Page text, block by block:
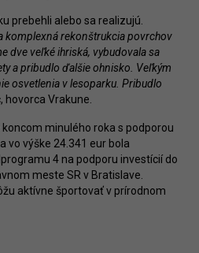
prebehli alebo sa realizujú.
komplexná rekonštrukcia povrchov
dve veľké ihriská, vybudovala sa
a pribudlo ďalšie ohnisko. Veľkým
osvetlenia v lesoparku. Pribudlo
Vrakune.
minulého roka s podporou
vo výške 24.341 eur bola
4 na podporu investícií do
meste SR v Bratislave.
aktívne športovať v prírodnom